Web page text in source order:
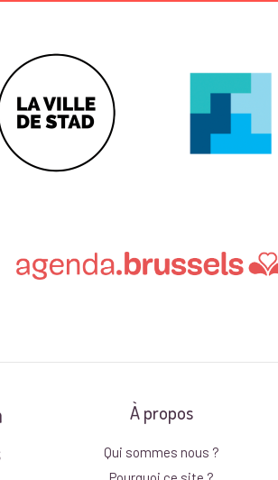
À propos
Qui sommes nous ?